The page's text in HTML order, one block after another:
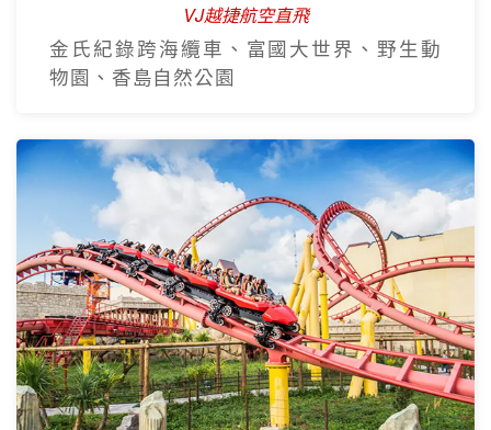
VJ越捷航空直飛
金氏紀錄跨海纜車、富國大世界、野生動
物園、香島自然公園